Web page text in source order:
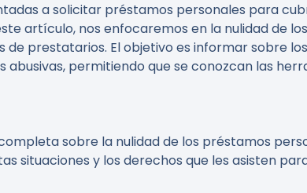
a solicitar préstamos personales para
artículo, nos enfocaremos en la nulidad de
prestatarios. El objetivo es informar sobre
permitiendo que se conozcan las
sobre la nulidad de los préstamos
situaciones y los derechos que les asisten